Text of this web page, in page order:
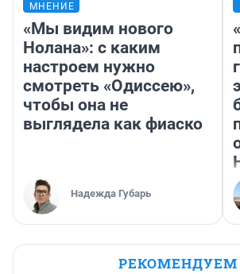
МНЕНИЕ
«Мы видим нового
Нолана»: с каким
настроем нужно
смотреть «Одиссею»,
чтобы она не
выглядела как фиаско
Надежда Губарь
РЕКОМЕНДУЕМ